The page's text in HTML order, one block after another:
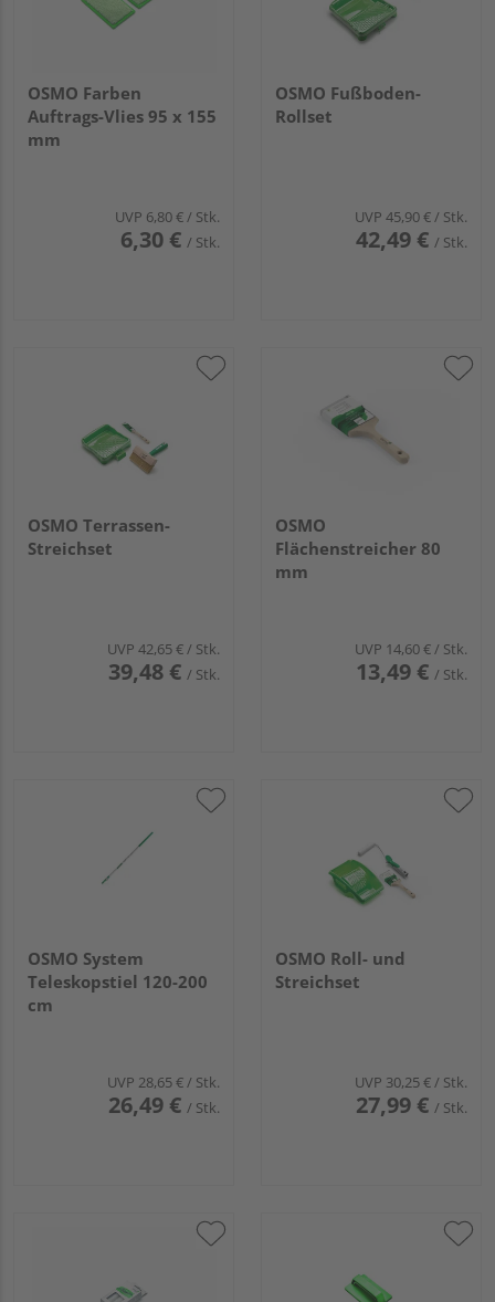
OSMO Farben
Auftrags-Vlies 95 x 155
mm
UVP 6,80 €/ Stk.
6,30 € / Stk.
OSMO Fußboden-
Rollset
UVP 45,90 €/ Stk.
42,49 € / Stk.
OSMO Terrassen-
Streichset
UVP 42,65 €/ Stk.
39,48 € / Stk.
OSMO
Flächenstreicher 80
mm
UVP 14,60 €/ Stk.
13,49 € / Stk.
OSMO System
Teleskopstiel 120-200
cm
UVP 28,65 € / Stk.
26,49 € / Stk.
OSMO Roll- und
Streichset
UVP 30,25 € / Stk.
27,99 € / Stk.